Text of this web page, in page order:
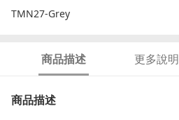
TMN27-Grey
商品描述 更多說明
商品描述